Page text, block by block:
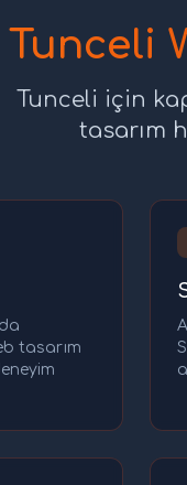
Tunceli
Tunceli için
tasarım
tasarım